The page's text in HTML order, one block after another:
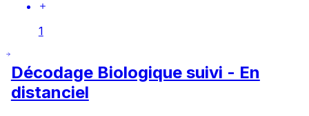
1
Décodage Biologique suivi - En
distanciel